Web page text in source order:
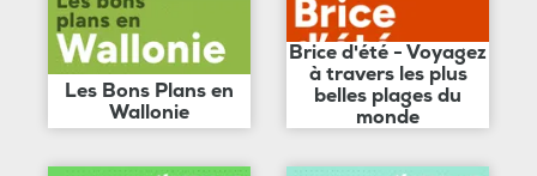
Les Bons Plans en
Wallonie
Brice d'été - Voyagez
à travers les plus
belles plages du
monde